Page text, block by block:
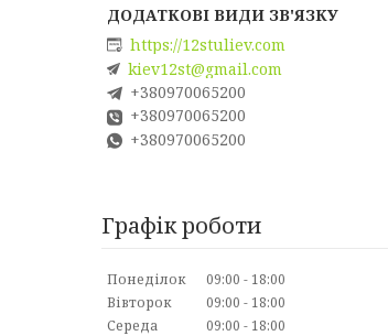
https://12stuliev.com
kiev12st@gmail.com
+380970065200
+380970065200
+380970065200
Графік роботи
Понеділок 09:00
18:00
Вівторок
09:00
18:00
Середа
09:00
18:00